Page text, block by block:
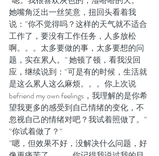
她嘴角泛出一丝笑意，扭回头看着我
说：”你不觉得吗？这样的天气就不适合
工作了，要没有工作任务，人多放松
啊。。。太多要做的事，太多要想的问
题，实在累人。” 她顿了顿，看我没回
应，继续说到：“可是有的时候，生活就
是这么累人这么麻烦。。。你上次说
befriend my own feelings，我理解的是你希
望我更多的感受到自己情绪的变化，不
忽视自己的情绪对吧？我试着照做了。“
“你试着做了？“
”嗯，但效果不好，没解决什么问题，好